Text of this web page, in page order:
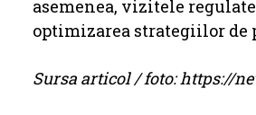
asemenea, vizitele
optimizarea strategiilor de
Sursa articol / foto: https://